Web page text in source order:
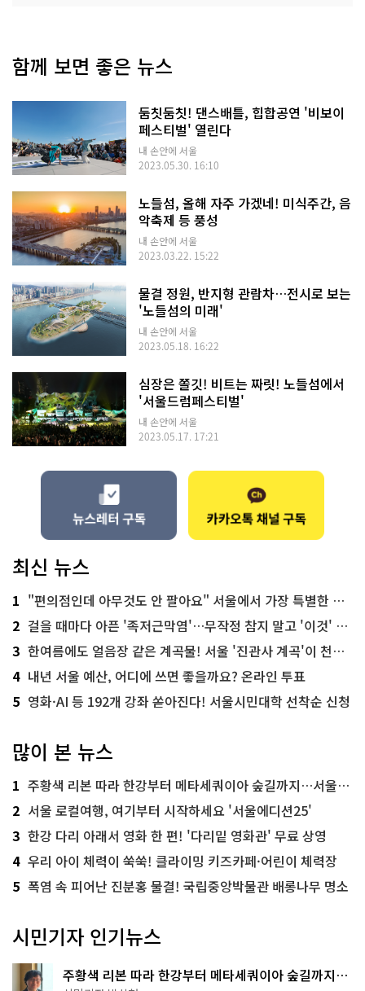
함께 보면 좋은 뉴스
둠칫둠칫! 댄스배틀, 힙합공연 '비보이
페스티벌' 열린다
내 손안에 서울
2023.05.30. 16:10
노들섬, 올해 자주 가겠네! 미식주간, 음
악축제 등 풍성
내 손안에 서울
2023.03.22. 15:22
물결 정원, 반지형 관람차…전시로 보는
'노들섬의 미래'
내 손안에 서울
2023.05.18. 16:22
심장은 쫄깃! 비트는 짜릿! 노들섬에서
'서울드럼페스티벌'
내 손안에 서울
2023.05.17. 17:21
최신 뉴스
1 "편의점인데 아무것도 안 팔아요" 서울에서 가장 특별한 편의점의 정체
2 걸을 때마다 아픈 '족저근막염'…무작정 참지 말고 '이것' 해보세요!
3 한여름에도 얼음장 같은 계곡물! 서울 '진관사 계곡'이 천국이네~
4 내년 서울 예산, 어디에 쓰면 좋을까요? 온라인 투표
5 영화·AI 등 192개 강좌 쏟아진다! 서울시민대학 선착순 신청
많이 본 뉴스
1 주황색 리본 따라 한강부터 메타세쿼이아 숲길까지…서울둘레길 15코스
2 서울 로컬여행, 여기부터 시작하세요 '서울에디션25'
3 한강 다리 아래서 영화 한 편! '다리밑 영화관' 무료 상영
4 우리 아이 체력이 쑥쑥! 클라이밍 키즈카페·어린이 체력장
5 폭염 속 피어난 진분홍 물결! 국립중앙박물관 배롱나무 명소
시민기자 인기뉴스
주황색 리본 따라 한강부터 메타세쿼이아 숲길까지…